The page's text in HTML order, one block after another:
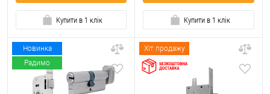
Купити в 1 клік Купити в 1 клік
Новинка
Радимо
Хіт продажу